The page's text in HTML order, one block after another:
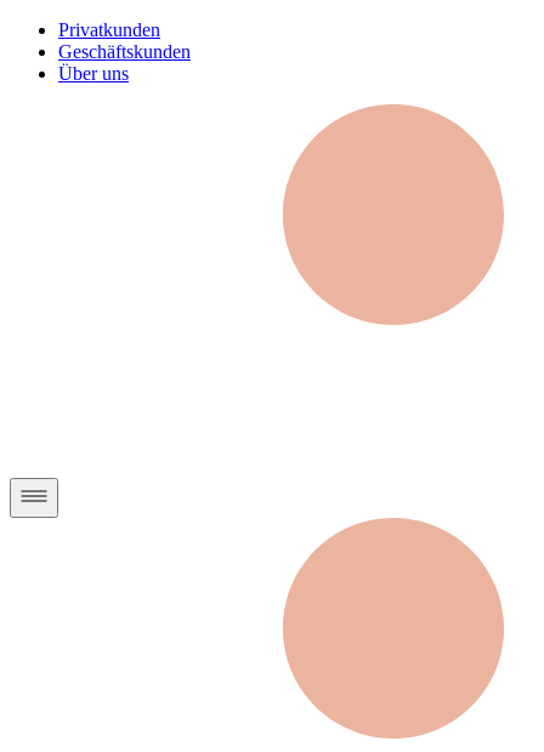
Privatkunden
Geschäftskunden
Über uns